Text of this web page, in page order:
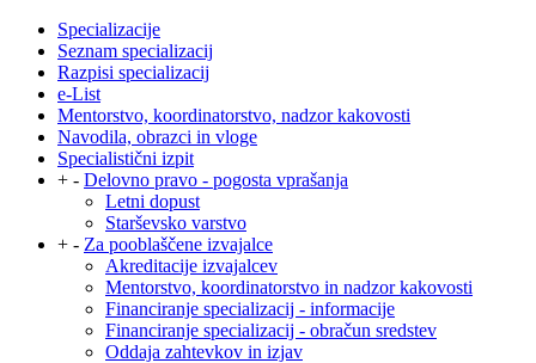
Specializacije
Seznam specializacij
Razpisi specializacij
e-List
Mentorstvo, koordinatorstvo, nadzor kakovosti
Navodila, obrazci in vloge
Specialistični izpit
+ - Delovno pravo - pogosta vprašanja
Letni dopust
Starševsko varstvo
+ - Za pooblaščene izvajalce
Akreditacije izvajalcev
Mentorstvo, koordinatorstvo in nadzor kakovosti
Financiranje specializacij - informacije
Financiranje specializacij - obračun sredstev
Oddaja zahtevkov in izjav